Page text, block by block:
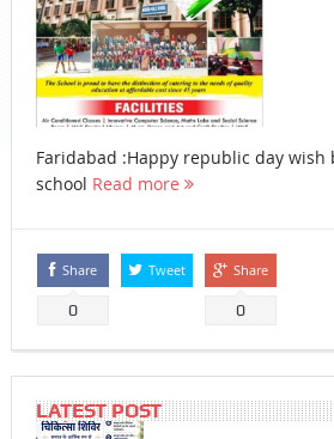
Faridabad :Happy republic day
school Read more
Share
0
Tweet Share
0
LATEST POST